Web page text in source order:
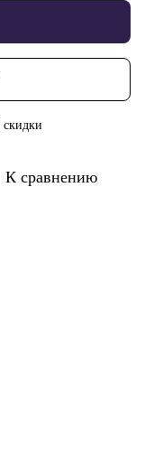
скидки
К сравнению